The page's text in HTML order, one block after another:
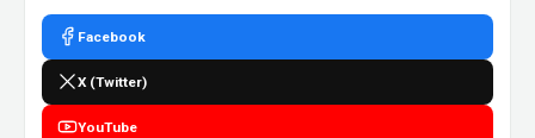
Facebook
X (Twitter)
YouTube